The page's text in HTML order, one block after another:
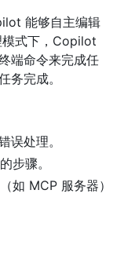
能够自主编辑
模式下，Copilot
端命令来完成任
务完成。
误处理。
步骤。
如 MCP 服务器）